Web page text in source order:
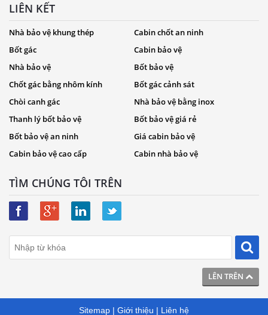
LÊN TRÊN
LIÊN KẾT
Nhà bảo vệ khung thép
Cabin chốt an ninh
Bốt gác
Cabin bảo vệ
Nhà bảo vệ
Bốt bảo vệ
Chốt gác bằng nhôm kính
Bốt gác cảnh sát
Chòi canh gác
Nhà bảo vệ bằng inox
Thanh lý bốt bảo vệ
Bốt bảo vệ giá rẻ
Bốt bảo vệ an ninh
Giá cabin bảo vệ
Cabin bảo vệ cao cấp
Cabin nhà bảo vệ
TÌM CHÚNG TÔI TRÊN
Sitemap | Giới thiệu | Liên hệ